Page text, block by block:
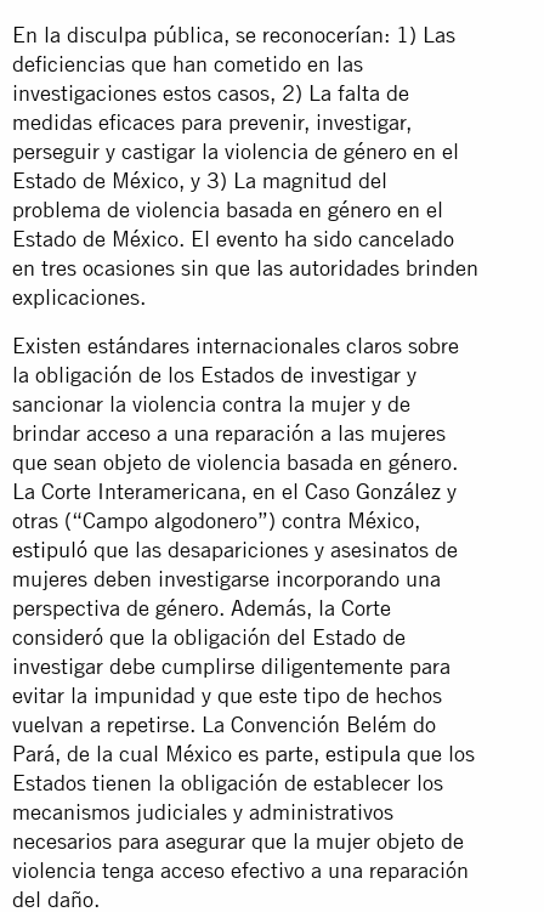
En la disculpa pública, se reconocerían: 1) Las
deficiencias que han cometido en las
investigaciones estos casos, 2) La falta de
medidas eficaces para prevenir, investigar,
perseguir y castigar la violencia de género en el
Estado de México, y 3) La magnitud del
problema de violencia basada en género en el
Estado de México. El evento ha sido cancelado
en tres ocasiones sin que las autoridades brinden
explicaciones.
Existen estándares internacionales claros sobre
la obligación de los Estados de investigar y
sancionar la violencia contra la mujer y de
brindar acceso a una reparación a las mujeres
que sean objeto de violencia basada en género.
La Corte Interamericana, en el Caso González y
otras (“Campo algodonero”) contra México,
estipuló que las desapariciones y asesinatos de
mujeres deben investigarse incorporando una
perspectiva de género. Además, la Corte
consideró que la obligación del Estado de
investigar debe cumplirse diligentemente para
evitar la impunidad y que este tipo de hechos
vuelvan a repetirse. La Convención Belém do
Pará, de la cual México es parte, estipula que los
Estados tienen la obligación de establecer los
mecanismos judiciales y administrativos
necesarios para asegurar que la mujer objeto de
violencia tenga acceso efectivo a una reparación
del daño.